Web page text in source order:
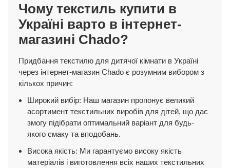
Чому текстиль купити в
Україні варто в інтернет-
магазині Chado?
Придбання текстилю для дитячої кімнати в Україні
через інтернет-магазин Chado є розумним вибором з
кількох причин:
Широкий вибір: Наш магазин пропонує великий
асортимент текстильних виробів для дітей, що дає
змогу підібрати оптимальний варіант для будь-
якого смаку та вподобань.
Висока якість: Ми гарантуємо високу якість
матеріалів і виготовлення всіх наших текстильних